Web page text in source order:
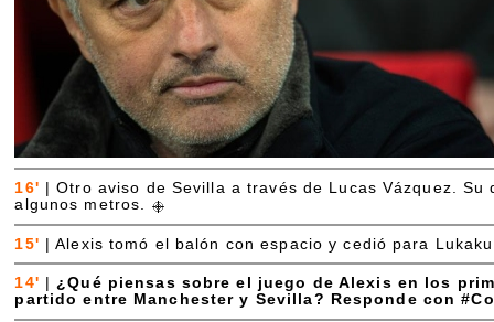
16' |Otro aviso de Sevilla a través de Lucas Vázquez. Su
algunos metros.
15' |Alexis tomó el balón con espacio y cedió para
14' |¿Qué piensas sobre el juego de Alexis en los
partido entre Manchester y Sevilla? Responde con